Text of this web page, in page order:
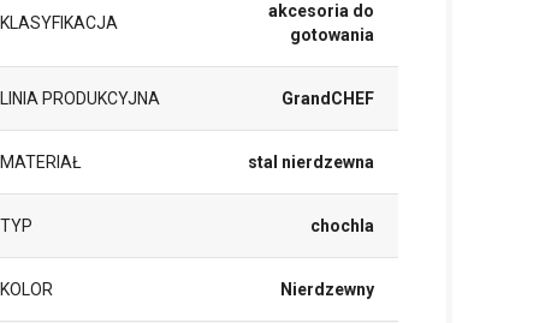
KLASYFIKACJA
akcesoria do
gotowania
LINIA PRODUKCYJNA GrandCHEF
MATERIAŁ stal nierdzewna
TYP chochla
KOLOR Nierdzewny